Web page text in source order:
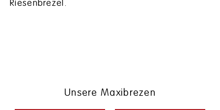
Riesenbrezel.
Unsere Maxibrezen